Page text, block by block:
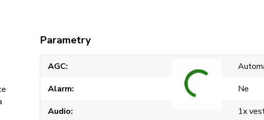
Parametry
AGC
Alarm
Ne
Audio
1x